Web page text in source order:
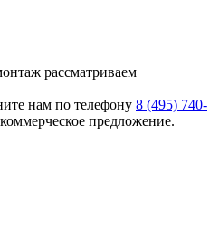
рассматриваем
нам по телефону 8 (495) 740-
предложение.